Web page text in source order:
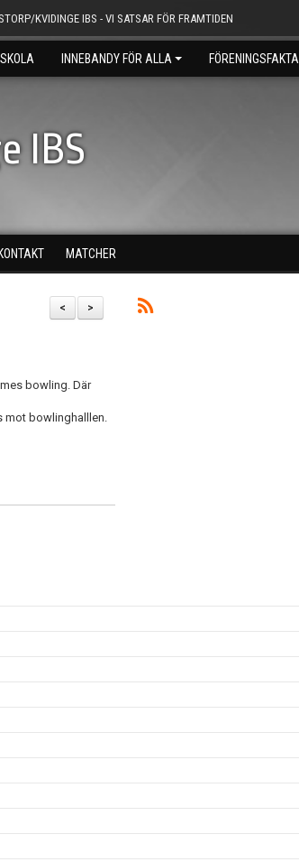
KVIDINGE IBS - VI SATSAR FÖR FRAMTIDEN
INNEBANDY FÖR ALLA FÖRENINGSFAKTA
IBS
KONTAKT MATCHER
>
<
bowling. Där
mot bowlinghalllen.